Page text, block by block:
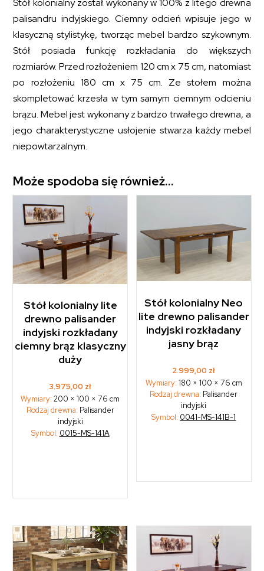
Stół kolonialny został wykonany w 100% z litego drewna
palisandru indyjskiego. Ciemny odcień wpisuje jego w
klasyczną stylistykę, tworząc mebel bardzo szykownym.
Stół posiada funkcję rozkładania do większych
rozmiarów. Przed rozłożeniem 120 cm x 75 cm, natomiast
po rozłożeniu 180 cm x 75 cm. Ze stołem można
skompletować krzesła w tym samym ciemnym odcieniu
brązu. Mebel jest wykonany z bardzo trwałego drewna, a
jego charakterystyczne usłojenie stwarza każdy mebel
niepowtarzalnym.
Może spodoba się również…
Stół kolonialny lite
drewno palisander
indyjski rozkładany
ciemny brąz klasyczny
duży
3.975,00 zł
Wymiary:200 × 100 × 76 cm
Rodzaj drewna: Palisander
indyjski
Symbol: 0015-MS-141A
Stół kolonialny Neo
lite drewno palisander
indyjski rozkładany
jasny brąz
2.999,00 zł
Wymiary: 180 × 100 × 76 cm
Rodzaj drewna: Palisander
indyjski
Symbol: 0041-MS-141B-1